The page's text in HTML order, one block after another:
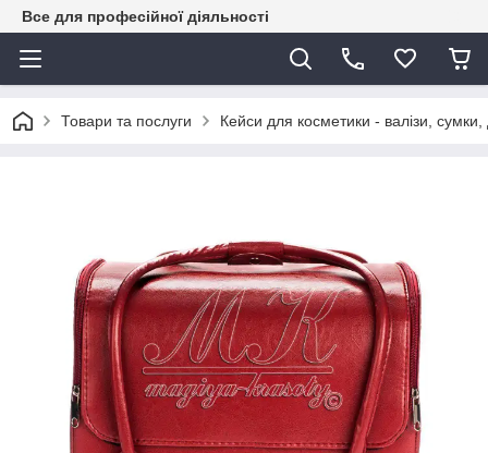
Все для професійної діяльності
Товари та послуги Кейси для косметики - валізи, сумки,